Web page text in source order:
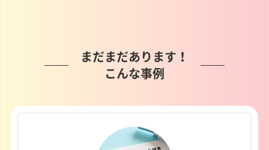
まだまだあります！
こんな事例